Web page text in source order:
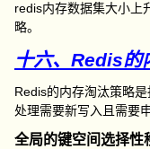
redis内存数据集大小上
略。
十六、Redis的
Redis的内存淘汰策略
处理需要新写入且需要
全局的键空间选择性